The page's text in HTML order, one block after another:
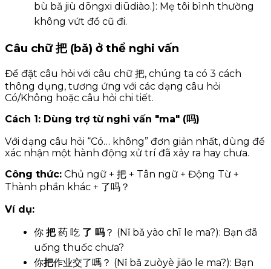
bù bǎ jiù dōngxi diūdiào.): Mẹ tôi bình thường
không vứt đồ cũ đi.
Câu chữ 把 (bǎ) ở thể nghi vấn
Để đặt câu hỏi với câu chữ 把, chúng ta có 3 cách
thông dụng, tương ứng với các dạng câu hỏi
Có/Không hoặc câu hỏi chi tiết.
Cách 1: Dùng trợ từ nghi vấn "ma" (吗)
Với dạng câu hỏi “Có… không” đơn giản nhất, dùng để
xác nhận một hành động xử trí đã xảy ra hay chưa.
Công thức: Chủ ngữ + 把 + Tân ngữ + Động Từ +
Thành phần khác + 了吗？
Ví dụ:
你 把 药 吃 了 吗 ？ (Nǐ bǎ yào chī le ma?): Bạn đã
uống thuốc chưa?
你把作业交了嗎？ (Nǐ bǎ zuòyè jiāo le ma?): Bạn